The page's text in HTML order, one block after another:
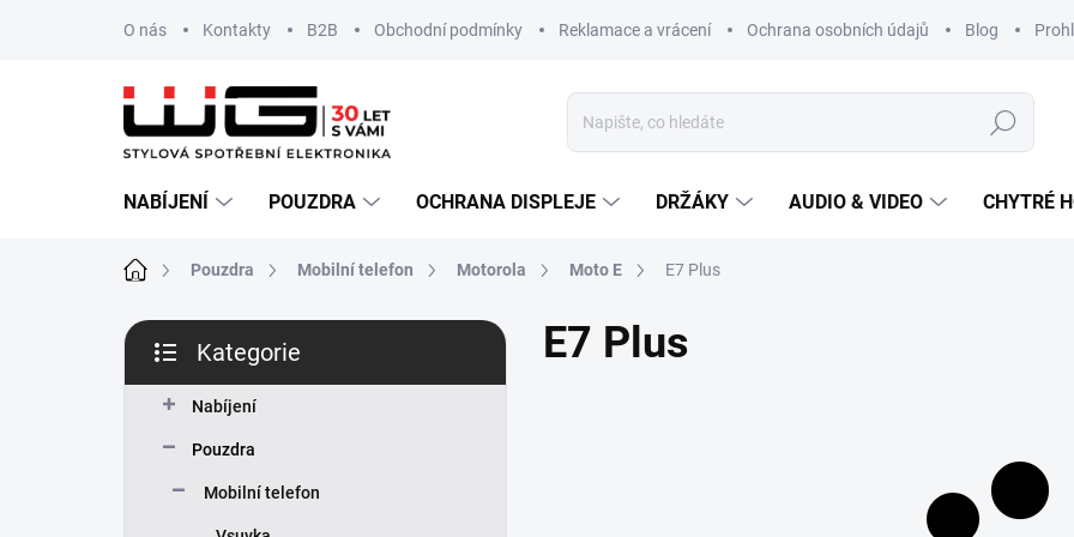
O nás Kontakty B2B Obchodní podmínky Reklamace a vrácení Ochrana osobních údajů Blog
Hledat
NABÍJENÍ POUZDRA OCHRANA DISPLEJE DRŽÁKY AUDIO & VIDEO CHYTRÉ
Domů Pouzdra Mobilní telefon Motorola Moto E E7 Plus
P
s
kategorie
Kategorie
Nabíjení
Pouzdra
Mobilní telefon
E7 Plus